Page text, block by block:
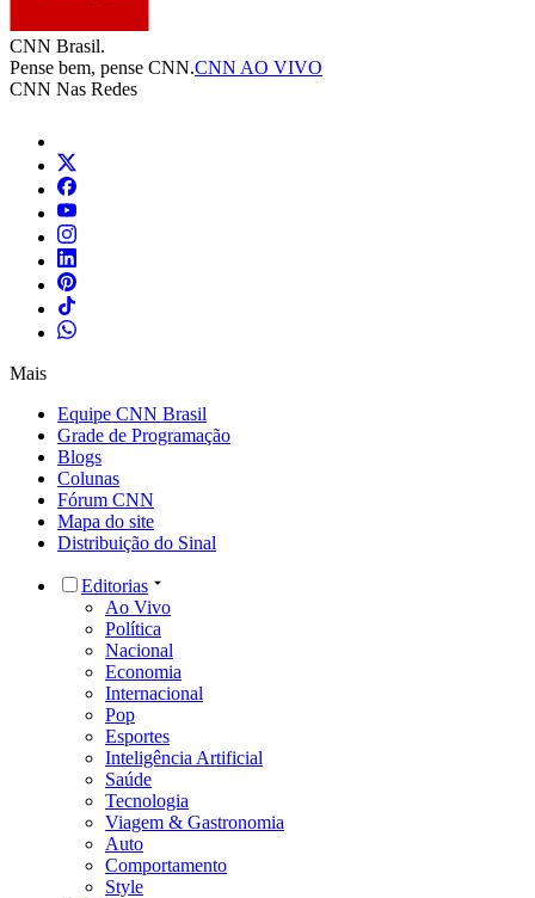
CNN Brasil.
Pense bem, pense CNN.CNN AO VIVO
CNN Nas Redes
Mais
Equipe CNN Brasil
Grade de Programação
Blogs
Colunas
Fórum CNN
Mapa do site
Distribuição do Sinal
Editorias
Ao Vivo
Política
Nacional
Economia
Internacional
Pop
Esportes
Inteligência Artificial
Saúde
Tecnologia
Viagem & Gastronomia
Auto
Comportamento
Style